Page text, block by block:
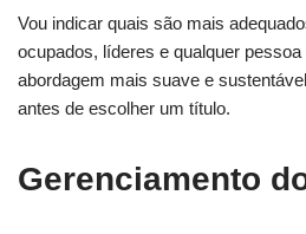
Vou indicar quais são mais
ocupados, líderes e qualquer
abordagem mais suave e
antes de escolher um título.
Gerenciamento